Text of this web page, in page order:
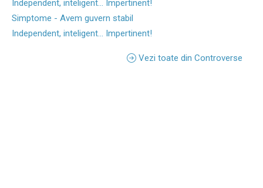
Independent, inteligent... Impertinent!
Simptome - Avem guvern stabil
Independent, inteligent... Impertinent!
Vezi toate din Controverse